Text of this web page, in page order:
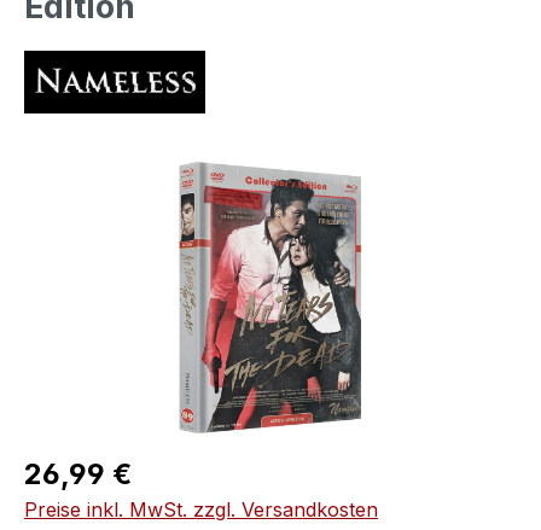
Bildergalerie überspringen
Regulärer Preis:
26,99 €
Preise inkl. MwSt. zzgl. Versandkosten